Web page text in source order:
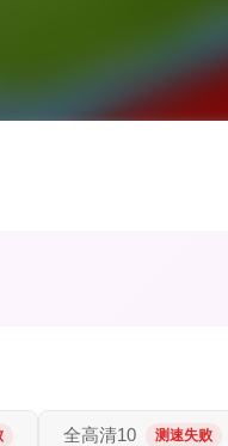
全高清10 测速失败